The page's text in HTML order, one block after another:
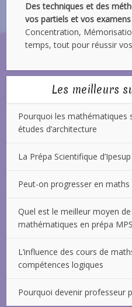
Des techniques et des
vos partiels et vos examens
Concentration,
temps, tout pour réussir
Les meilleurs
Pourquoi les mathématiques
études d’architecture
La Prépa Scientifique
Peut-on progresser en maths
Quel est le meilleur moyen
mathématiques en prépa
L’influence des cours de
compétences logiques
Pourquoi devenir professeur